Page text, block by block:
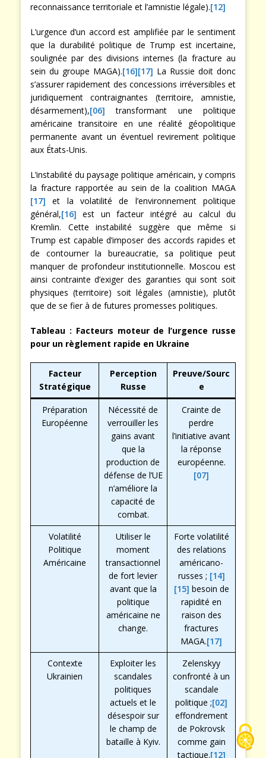
reconnaissance territoriale et l’amnistie légale).[12]
L’urgence d’un accord est amplifiée par le sentiment
que la durabilité politique de Trump est incertaine,
soulignée par des divisions internes (la fracture au
sein du groupe MAGA).[16][17] La Russie doit donc
s’assurer rapidement des concessions irréversibles et
juridiquement contraignantes (territoire, amnistie,
désarmement),[06] transformant une politique
américaine transitoire en une réalité géopolitique
permanente avant un éventuel revirement politique
aux États-Unis.
L’instabilité du paysage politique américain, y compris
la fracture rapportée au sein de la coalition MAGA
[17] et la volatilité de l’environnement politique
général,[16] est un facteur intégré au calcul du
Kremlin. Cette instabilité suggère que même si
Trump est capable d’imposer des accords rapides et
de contourner la bureaucratie, sa politique peut
manquer de profondeur institutionnelle. Moscou est
ainsi contrainte d’exiger des garanties qui sont soit
physiques (territoire) soit légales (amnistie), plutôt
que de se fier à de futures promesses politiques.
Tableau : Facteurs moteur de l’urgence russe
pour un règlement rapide en Ukraine
Facteur
Stratégique
Perception
Russe
Preuve/Sourc
e
Préparation
Européenne
Nécessité de
verrouiller les
gains avant
que la
production de
défense de l’UE
n’améliore la
capacité de
combat.
Crainte de
perdre
l’initiative avant
la réponse
européenne.
[07]
Volatilité
Politique
Américaine
Utiliser le
moment
transactionnel
de fort levier
avant que la
politique
américaine ne
change.
Forte volatilité
des relations
américano-
russes ; [14]
[15] besoin de
rapidité en
raison des
fractures
MAGA.[17]
Contexte
Ukrainien
Exploiter les
scandales
politiques
actuels et le
désespoir sur
le champ de
bataille à Kyiv.
Zelenskyy
confronté à un
scandale
politique ;[02]
effondrement
de Pokrovsk
comme gain
tactique.[12]